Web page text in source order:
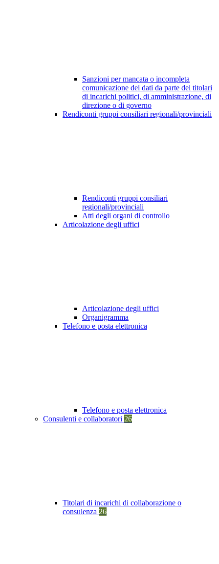
Sanzioni per mancata o incompleta
comunicazione dei dati da parte dei titolari
di incarichi politici, di amministrazione, di
direzione o di governo
Rendiconti gruppi consiliari regionali/provinciali
Rendiconti gruppi consiliari
regionali/provinciali
Atti degli organi di controllo
Articolazione degli uffici
Articolazione degli uffici
Organigramma
Telefono e posta elettronica
Telefono e posta elettronica
Consulenti e collaboratori 26
Titolari di incarichi di collaborazione o
consulenza 26